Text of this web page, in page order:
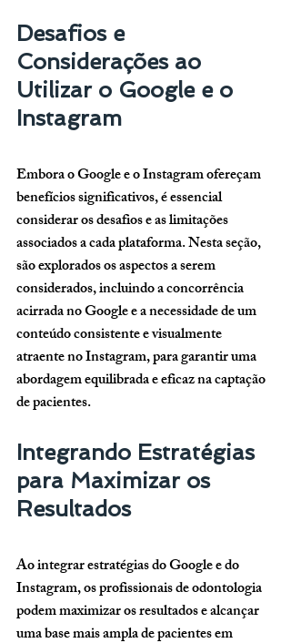
Desafios e
Considerações ao
Utilizar o Google e o
Instagram
Embora o Google e o Instagram ofereçam
benefícios significativos, é essencial
considerar os desafios e as limitações
associados a cada plataforma. Nesta seção,
são explorados os aspectos a serem
considerados, incluindo a concorrência
acirrada no Google e a necessidade de um
conteúdo consistente e visualmente
atraente no Instagram, para garantir uma
abordagem equilibrada e eficaz na captação
de pacientes.
Integrando Estratégias
para Maximizar os
Resultados
Ao integrar estratégias do Google e do
Instagram, os profissionais de odontologia
podem maximizar os resultados e alcançar
uma base mais ampla de pacientes em